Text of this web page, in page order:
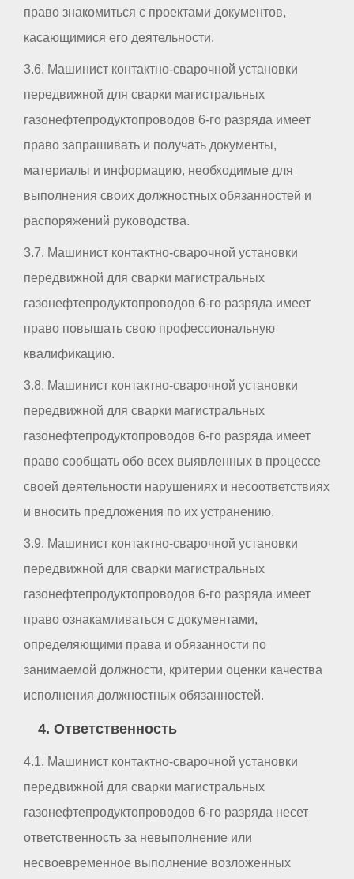
право знакомиться с проектами документов,
касающимися его деятельности.
3.6. Машинист контактно-сварочной установки
передвижной для сварки магистральных
газонефтепродуктопроводов 6-го разряда имеет
право запрашивать и получать документы,
материалы и информацию, необходимые для
выполнения своих должностных обязанностей и
распоряжений руководства.
3.7. Машинист контактно-сварочной установки
передвижной для сварки магистральных
газонефтепродуктопроводов 6-го разряда имеет
право повышать свою профессиональную
квалификацию.
3.8. Машинист контактно-сварочной установки
передвижной для сварки магистральных
газонефтепродуктопроводов 6-го разряда имеет
право сообщать обо всех выявленных в процессе
своей деятельности нарушениях и несоответствиях
и вносить предложения по их устранению.
3.9. Машинист контактно-сварочной установки
передвижной для сварки магистральных
газонефтепродуктопроводов 6-го разряда имеет
право ознакамливаться с документами,
определяющими права и обязанности по
занимаемой должности, критерии оценки качества
исполнения должностных обязанностей.
4. Ответственность
4.1. Машинист контактно-сварочной установки
передвижной для сварки магистральных
газонефтепродуктопроводов 6-го разряда несет
ответственность за невыполнение или
несвоевременное выполнение возложенных